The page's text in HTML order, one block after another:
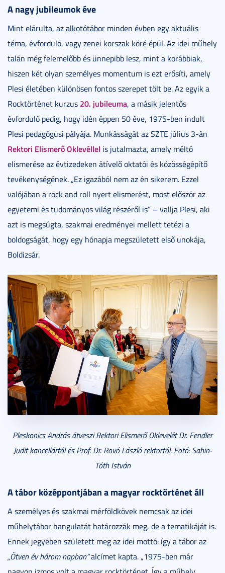
A nagy jubileumok éve
Mint elárulta, az alkotótábor minden évben egy aktuális
téma, évforduló, vagy zenei korszak köré épül. Az idei műhely
talán még felemelőbb és ünnepibb lesz, mint a korábbiak,
hiszen két olyan személyes momentum is ezt erősíti, amely
Plesi életében különösen fontos szerepet tölt be. Az egyik a
Rocktörténet kurzus 20. jubileuma, a másik jelentős
évforduló pedig, hogy idén éppen 50 éve, 1975-ben indult
Plesi pedagógusi pályája. Munkásságát az SZTE július 3-án
Rektori Elismerő Oklevéllel is jutalmazta, amely méltó
elismerése az évtizedeken átívelő oktatói és közösségépítő
tevékenységének. „Ez igazából nem az én sikerem. Ezzel
valójában a rock and roll nyert elismerést, most először az
egyetemi és tudományos világ részéről is” – vallja Plesi, aki
azt is megsúgta, szakmai eredményei mellett tetézi a
boldogságát, hogy egy hónapja megszületett első unokája,
Boldizsár.
Pleskonics András átveszi Rektori Elismerő Oklevelét Dr. Fendler
Judit kancellártól és Prof. Dr. Rovó László rektortól. Fotó: Sahin-
Tóth István
A tábor középpontjában a magyar rocktörténet áll
A személyes és szakmai mérföldkövek nemcsak az idei
műhelytábor hangulatát határozzák meg, de a tematikáját is.
Ennek jegyében született meg az idei mottó: így a tábor az
„Ötven év három napban”alcímet kapta. „1975-ben már